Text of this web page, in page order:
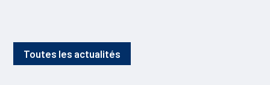
Toutes les actualités